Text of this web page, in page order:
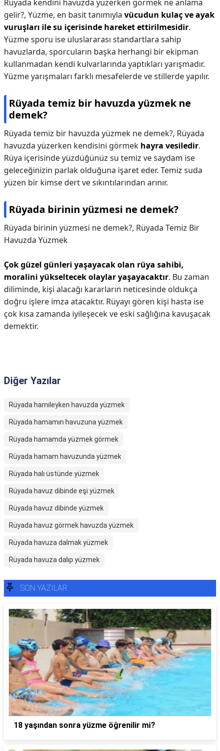
Rüyada kendini havuzda yüzerken görmek ne anlama
gelir?, Yüzme, en basit tanımıyla vücudun kulaç ve ayak
vuruşları ile su içerisinde hareket ettirilmesidir.
Yüzme sporu ise uluslararası standartlara sahip
havuzlarda, sporcuların başka herhangi bir ekipman
kullanmadan kendi kulvarlarında yaptıkları yarışmadır.
Yüzme yarışmaları farklı mesafelerde ve stillerde yapılır.
Rüyada temiz bir havuzda yüzmek ne
demek?
Rüyada temiz bir havuzda yüzmek ne demek?, Rüyada
havuzda yüzerken kendisini görmek hayra vesiledir.
Rüya içerisinde yüzdüğünüz su temiz ve saydam ise
geleceğinizin parlak olduğuna işaret eder. Temiz suda
yüzen bir kimse dert ve sıkıntılarından arınır.
Rüyada birinin yüzmesi ne demek?
Rüyada birinin yüzmesi ne demek?, ​​​Rüyada Temiz Bir
Havuzda Yüzmek
Çok güzel günleri yaşayacak olan rüya sahibi,
moralini yükseltecek olaylar yaşayacaktır. Bu zaman
diliminde, kişi alacağı kararların neticesinde oldukça
doğru işlere imza atacaktır. Rüyayı gören kişi hasta ise
çok kısa zamanda iyileşecek ve eski sağlığına kavuşacak
demektir.
Diğer Yazılar
Rüyada hamileyken havuzda yüzmek
Rüyada hamamın havuzuna yüzmek
Rüyada hamamda yüzmek görmek
Rüyada hamam havuzunda yüzmek
Rüyada halı üstünde yüzmek
Rüyada havuz dibinde eşi yüzmek
Rüyada havuz dibinde yüzmek
Rüyada havuz görmek havuzda yüzmek
Rüyada havuza dalmak yüzmek
Rüyada havuza dalıp yüzmek
SON YAZILAR
18 yaşından sonra yüzme öğrenilir mi?